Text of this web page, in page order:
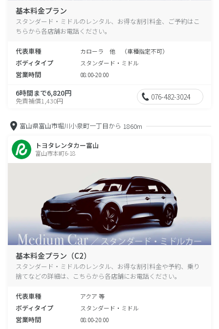
基本料金プラン
スタンダード・ミドルのレンタル、お得な割引料金、ご予約はこ
ちらから各店舗お電話ください。
代表車種 カローラ 他 （車種指定不可）
ボディタイプ スタンダード・ミドル
営業時間 08:00-20:00
6時間まで6,820円
免責補償1,430円 076-482-3024
富山県富山市堀川小泉町一丁目から 1860m
トヨタレンタカー富山
富山市本町6-18
基本料金プラン（C2）
スタンダード・ミドルのレンタル、お得な割引料金や予約、乗り
捨てなどの詳細は、こちらから各店舗にお電話ください。
代表車種 アクア 等
ボディタイプ スタンダード・ミドル
営業時間 08:00-20:00